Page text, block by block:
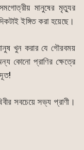
মানুষের মৃত্যুর
ইঙ্গিত করা হয়েছে।
খুন করার যে গৌরবময়
কোনো প্রাণির ক্ষেত্রে
সবচেয়ে সভ্য প্রাণী।